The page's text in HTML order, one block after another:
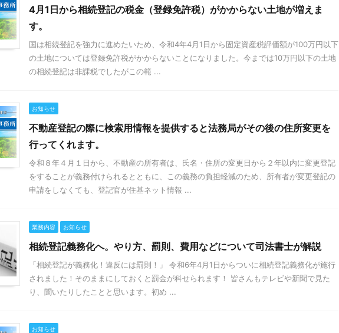
4月1日から相続登記の税金（登録免許税）がかからない土地が増えま
す。
国は相続登記を強力に進めたいため、令和4年4月1日から固定資産税評価額が100万円以下
の土地については登録免許税がかからないことになりました。今までは10万円以下の土地
の相続登記は非課税でしたがこの範 ...
お知らせ
不動産登記の際に検索用情報を提供すると法務局がその後の住所変更を
行ってくれます。
令和８年４月１日から、不動産の所有者は、氏名・住所の変更日から２年以内に変更登記
をすることが義務付けられるとともに、この義務の負担軽減のため、所有者が変更登記の
申請をしなくても、登記官が住基ネット情報 ...
業務内容 お知らせ
相続登記義務化へ。やり方、罰則、費用などについて司法書士が解説
「相続登記が義務化！違反には罰則！」 令和6年4月1日からついに相続登記義務化が施行
されました！そのままにしておくと罰金が科せられます！ 皆さんもテレビや新聞で見た
り、聞いたりしたことと思います。初め ...
お知らせ